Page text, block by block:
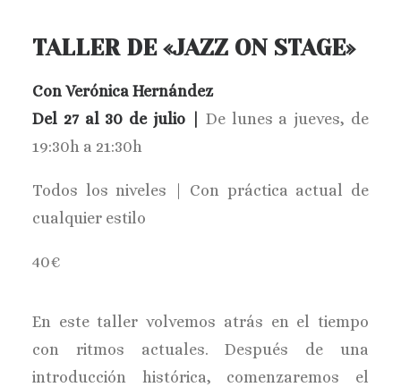
TALLER DE «JAZZ ON STAGE»
Con Verónica Hernández
Del 27 al 30 de julio |
De lunes a jueves, de
19:30h a 21:30h
Todos los niveles | Con práctica actual de
cualquier estilo
40€
En este taller volvemos atrás en el tiempo
con ritmos actuales. Después de una
introducción histórica, comenzaremos el